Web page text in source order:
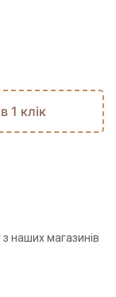
в 1 клік
наших магазинів